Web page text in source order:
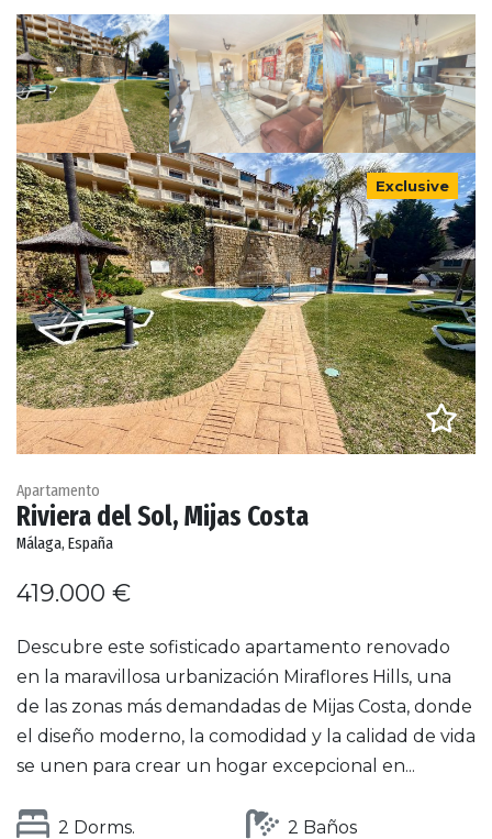
Exclusive
Apartamento
Riviera del Sol, Mijas Costa
Málaga, España
419.000 €
Descubre este sofisticado apartamento renovado
en la maravillosa urbanización Miraflores Hills, una
de las zonas más demandadas de Mijas Costa, donde
el diseño moderno, la comodidad y la calidad de vida
se unen para crear un hogar excepcional en...
2 Dorms.
2 Baños